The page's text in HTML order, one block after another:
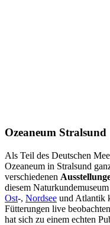
Ozeaneum Stralsund
Als Teil des Deutschen
Ozeaneum in Stralsund
verschiedenen
diesem
Ost-, Nordsee und Atlantik
Fütterungen live
hat sich zu einem echten